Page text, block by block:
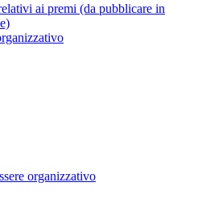
ai premi (da pubblicare in
organizzativo